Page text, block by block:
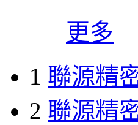
更多
1 聯源精
2 聯源精